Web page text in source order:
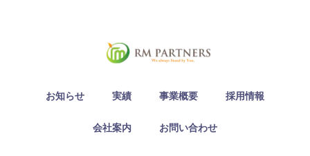
03-6300-7940（本社/保険）
Contact
お知らせ 実績 事業概要 採用情報
会社案内 お問い合わせ